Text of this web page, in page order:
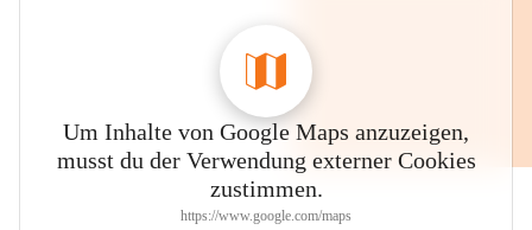
Um Inhalte von Google Maps anzuzeigen,
musst du der Verwendung externer Cookies
zustimmen.
https://www.google.com/maps